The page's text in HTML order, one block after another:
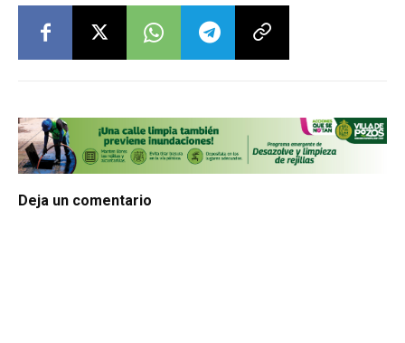
Deja un comentario